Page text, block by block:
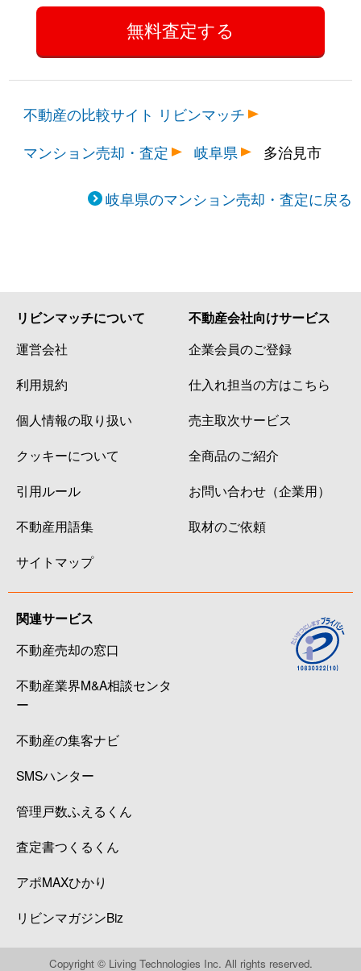
不動産の比較サイト リビンマッチ
マンション売却・査定
岐阜県 多治見市
岐阜県のマンション売却・査定に戻る
リビンマッチについて
運営会社
利用規約
個人情報の取り扱い
クッキーについて
引用ルール
不動産用語集
サイトマップ
不動産会社向けサービス
企業会員のご登録
仕入れ担当の方はこちら
売主取次サービス
全商品のご紹介
お問い合わせ（企業用）
取材のご依頼
関連サービス
不動産売却の窓口
不動産業界M&A相談センタ
ー
不動産の集客ナビ
SMSハンター
管理戸数ふえるくん
査定書つくるくん
アポMAXひかり
リビンマガジンBiz
Copyright © Living Technologies Inc. All rights reserved.